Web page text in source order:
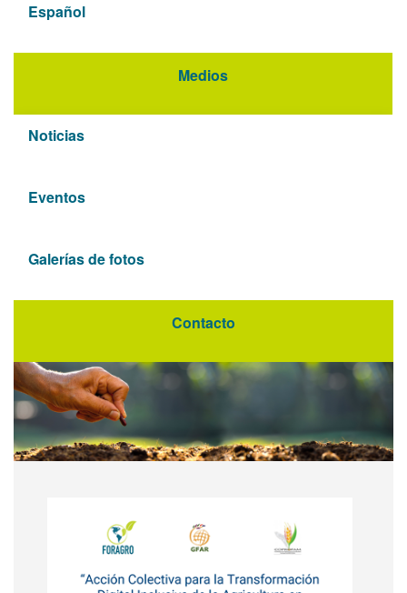
Español
Medios
Noticias
Eventos
Galerías de fotos
Contacto